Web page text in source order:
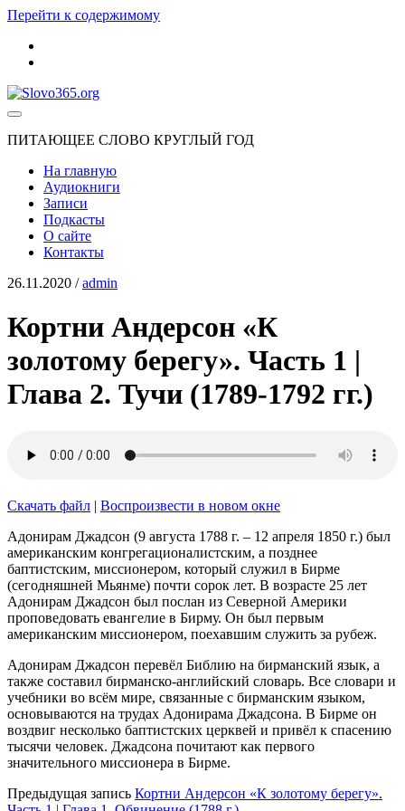
Перейти к содержимому
Slovo365.org
ПИТАЮЩЕЕ СЛОВО КРУГЛЫЙ ГОД
На главную
Аудиокниги
Записи
Подкасты
О сайте
Контакты
26.11.2020 /admin
Кортни Андерсон «К
золотому берегу». Часть 1 |
Глава 2. Тучи (1789-1792 гг.)
Скачать файл | Воспроизвести в новом окне
Адонирам Джадсон (9 августа 1788 г. – 12 апреля 1850 г.) был
американским конгрегационалистским, а позднее
баптистским, миссионером, который служил в Бирме
(сегодняшней Мьянме) почти сорок лет. В возрасте 25 лет
Адонирам Джадсон был послан из Северной Америки
проповедовать евангелие в Бирму. Он был первым
американским миссионером, поехавшим служить за рубеж.
Адонирам Джадсон перевёл Библию на бирманский язык, а
также составил бирманско-английский словарь. Все словари и
учебники во всём мире, связанные с бирманским языком,
основываются на трудах Адонирама Джадсона. В Бирме он
воздвиг несколько баптистских церквей и привёл к спасению
тысячи человек. Джадсона почитают как первого
значительного миссионера в Бирме.
Предыдущая запись Кортни Андерсон «К золотому берегу».